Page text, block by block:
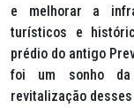
e melhorar a
turísticos e
prédio do antigo
foi um sonho da
revitalização